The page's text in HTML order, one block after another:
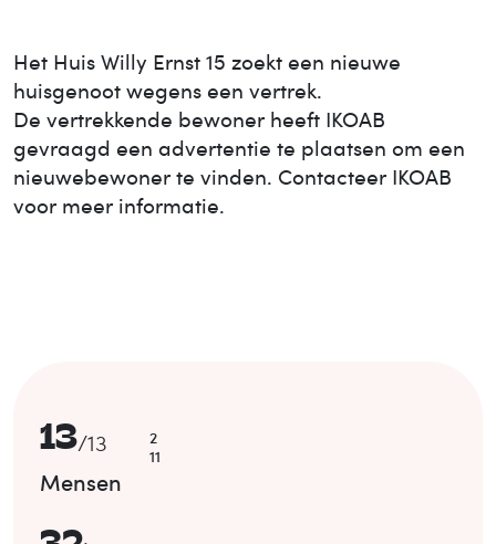
Het HuisWilly Ernst 15 zoekt een nieuwe
huisgenoot wegens een vertrek.
De vertrekkende bewoner heeft IKOAB
gevraagd een advertentie te plaatsen om een
nieuwebewoner te vinden. Contacteer IKOAB
voor meer informatie.
13/13
2
11
Mensen